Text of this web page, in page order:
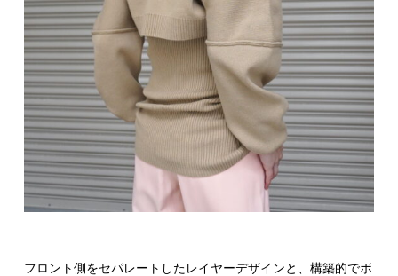
フロント側をセパレートしたレイヤーデザインと、構築的でボ